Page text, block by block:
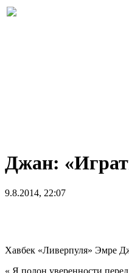
Джан:
9.8.2014, 22:07
Хавбек «Ливерпуля» Эмре
« Я полон уверенности